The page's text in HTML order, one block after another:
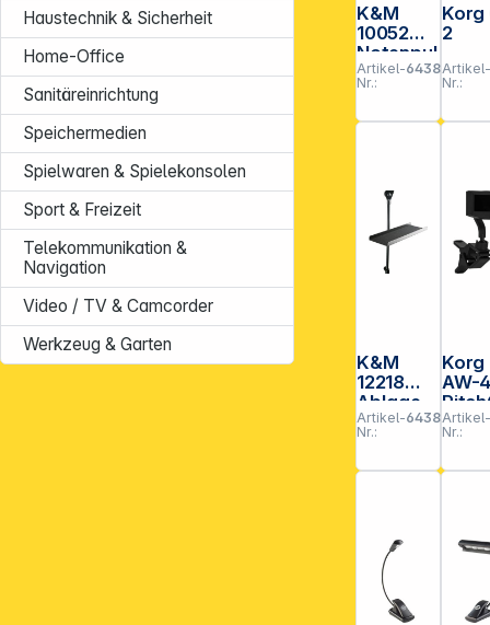
Haustechnik & Sicherheit
Home-Office
Sanitäreinrichtung
Speichermedien
Spielwaren & Spielekonsolen
Sport & Freizeit
Telekommunikation &
Navigation
Video / TV & Camcorder
Werkzeug & Garten
K&M
10052
Notenpul
t
schwarz
Artikel-
Nr.:
643855
Korg
2
Artikel-
Nr.:
K&M
12218
Ablage
schwarz
Artikel-
Nr.:
643897
Korg
AW-
w Clip-
on
Artikel-
Nr.: